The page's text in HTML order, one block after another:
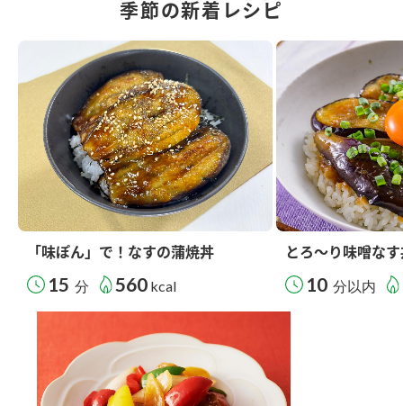
季節の新着レシピ
「味ぽん」で！なすの蒲焼丼
15 分 560 kcal
とろ～り味噌な
10 分以内